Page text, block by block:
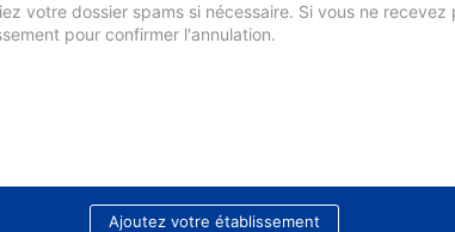
votre dossier spams si nécessaire. Si vous ne
pour confirmer l'annulation.
Ajoutez votre établissement